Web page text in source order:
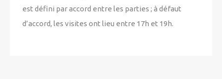
est défini par accord entre les parties ; à défaut
d’accord, les visites ont lieu entre 17h et 19h.